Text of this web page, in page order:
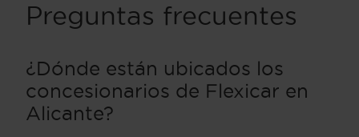
Preguntas frecuentes
¿Dónde están ubicados los
concesionarios de Flexicar en
Alicante?